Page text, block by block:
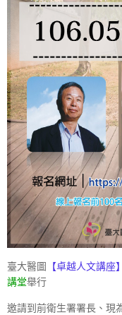
臺大醫圖 【卓越人文講座】
講堂舉行
邀請到前衛生署署長、現